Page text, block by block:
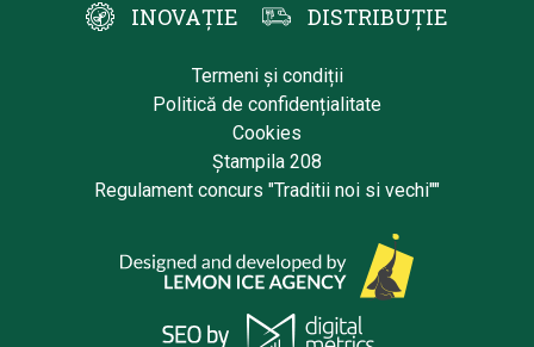
INOVAȚIE
DISTRIBUȚIE
Termeni și condiții
Politică de confidențialitate
Cookies
Ștampila 208
Regulament concurs "Traditii noi si vechi""